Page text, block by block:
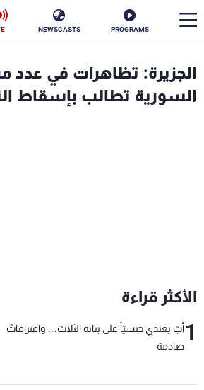
PROGRAMS
NEWSCASTS
الجزيرة: تظاهرات في عدد
السورية تطالب بإسقاط
الأكثر قراءة
1أبٌ يعتدي جنسيّاً على بناته الثلاث… واعترافاتٌ
صادمة
الأخبار
البرامج
شاهد البرامج
الترددات